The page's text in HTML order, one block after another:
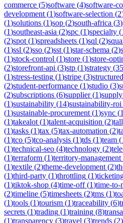
commerce (5)software (4)software-
development (1)software-selection (2
(1)solutions (1)sop (2)south-africa (3)
(1)southeast-asia (2)spc (1)specialty (
(2)spot (1)spreadsheets (1)sql (2)
(1)ssl (2)sso (2)sst (1)star-schema (2)
(1)stock-control (1)store (1)store-
(2)storefront-api (3)stp (1)strategy (35
(1)stress-testing (1)stripe (3)
(2)student-performance (1)studio (3)
(2)subscriptions (6)supplier(1)
(1)sustainability (14)sustainability-roi
(1)sustainable-procurement (1)sync (1
(1)takealot (1)talent-acquisition (2)
(1)tasks (1)tax (5)tax-automation (2)
(1)tco (5)tco-analysis (1)tds (1)team (
(1)technical-seo (4)technology (2)
(1)terraform (1)territory-management
(1)textile (2)theme-development (2)
(1)third-party (1)throttling (1)
(1)tiktok-shop (4)time-off(1)time-to-
(2)timeline (5)timesheets (2)tms (1)
(1)tools (1)tourism (1)traceability (6)
secrets (1)trading (1)training (8)
(1)transparency (3)travel (3)trends (2)